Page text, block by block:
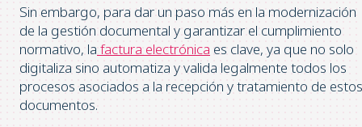
Sin embargo, para dar un paso más en la modernización
de la gestión documental y garantizar el cumplimiento
normativo, la factura electrónica es clave, ya que no solo
digitaliza sino automatiza y valida legalmente todos los
procesos asociados a la recepción y tratamiento de estos
documentos.